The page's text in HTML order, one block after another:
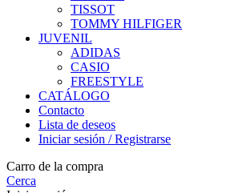
TISSOT
TOMMY HILFIGER
JUVENIL
ADIDAS
CASIO
FREESTYLE
CATÁLOGO
Contacto
Lista de deseos
Iniciar sesión / Registrarse
Carro de la compra
Cerca